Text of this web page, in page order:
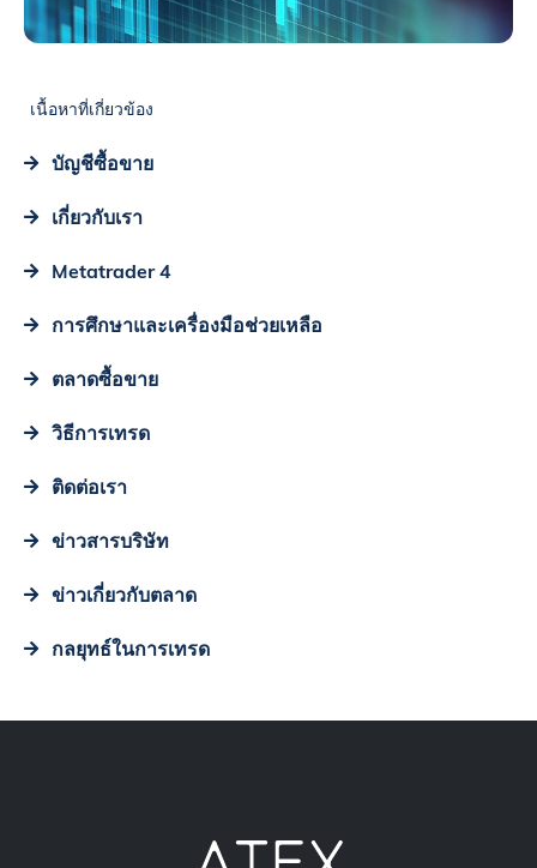
เนื้อหาที่เกี่ยวข้อง
บัญชีซื้อขาย
เกี่ยวกับเรา
Metatrader 4
การศึกษาและเครื่องมือช่วยเหลือ
ตลาดซื้อขาย
วิธีการเทรด
ติดต่อเรา
ข่าวสารบริษัท
ข่าวเกี่ยวกับตลาด
กลยุทธ์ในการเทรด